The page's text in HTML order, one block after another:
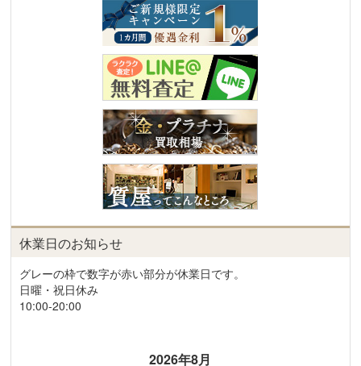
休業日のお知らせ
グレーの枠で数字が赤い部分が休業日です。
日曜・祝日休み
10:00-20:00
2026年8月